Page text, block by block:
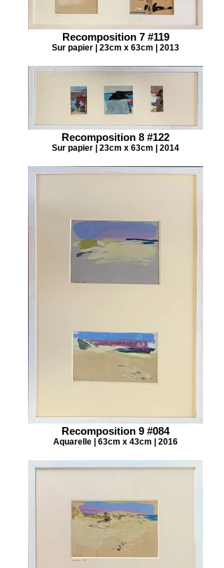
Recomposition 7 #119
Sur papier | 23cm x 63cm | 2013
Recomposition 8 #122
Sur papier | 23cm x 63cm | 2014
Recomposition 9 #084
Aquarelle | 63cm x 43cm | 2016